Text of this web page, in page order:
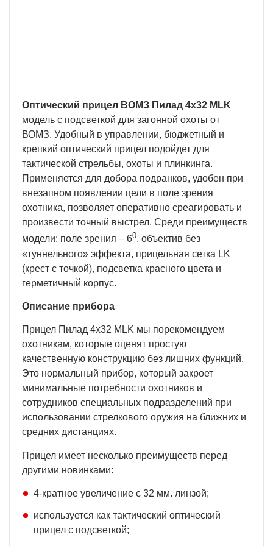
Оптический прицел ВОМЗ Пилад 4х32 MLK
модель с подсветкой для загонной охоты от
ВОМЗ. Удобный в управлении, бюджетный и
крепкий оптический прицел подойдет для
тактической стрельбы, охоты и плинкинга.
Применяется для добора подранков, удобен при
внезапном появлении цели в поле зрения
охотника, позволяет оперативно среагировать и
произвести точный выстрел. Среди преимуществ
модели: поле зрения – 60, объектив без
«туннельного» эффекта, прицельная сетка LK
(крест с точкой), подсветка красного цвета и
герметичный корпус.
Описание прибора
Прицел Пилад 4х32 MLK мы порекомендуем
охотникам, которые оценят простую
качественную конструкцию без лишних функций.
Это нормальный прибор, который закроет
минимальные потребности охотников и
сотрудников специальных подразделений при
использовании стрелкового оружия на ближних и
средних дистанциях.
Прицел имеет несколько преимуществ перед
другими новинками:
4-кратное увеличение с 32 мм. линзой;
используется как тактический оптический
прицел с подсветкой;